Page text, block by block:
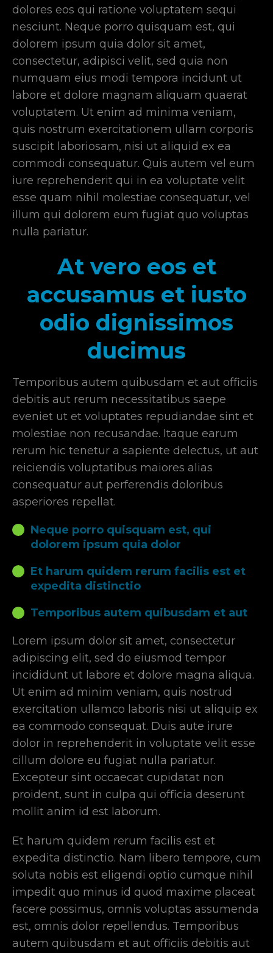
dolores eos qui ratione voluptatem sequi
nesciunt. Neque porro quisquam est, qui
dolorem ipsum quia dolor sit amet,
consectetur, adipisci velit, sed quia non
numquam eius modi tempora incidunt ut
labore et dolore magnam aliquam quaerat
voluptatem. Ut enim ad minima veniam,
quis nostrum exercitationem ullam corporis
suscipit laboriosam, nisi ut aliquid ex ea
commodi consequatur. Quis autem vel eum
iure reprehenderit qui in ea voluptate velit
esse quam nihil molestiae consequatur, vel
illum qui dolorem eum fugiat quo voluptas
nulla pariatur.
At vero eos et
accusamus et iusto
odio dignissimos
ducimus
Temporibus autem quibusdam et aut officiis
debitis aut rerum necessitatibus saepe
eveniet ut et voluptates repudiandae sint et
molestiae non recusandae. Itaque earum
rerum hic tenetur a sapiente delectus, ut aut
reiciendis voluptatibus maiores alias
consequatur aut perferendis doloribus
asperiores repellat.
Neque porro quisquam est, qui
dolorem ipsum quia dolor
Et harum quidem rerum facilis est et
expedita distinctio
Temporibus autem quibusdam et aut
Lorem ipsum dolor sit amet, consectetur
adipiscing elit, sed do eiusmod tempor
incididunt ut labore et dolore magna aliqua.
Ut enim ad minim veniam, quis nostrud
exercitation ullamco laboris nisi ut aliquip ex
ea commodo consequat. Duis aute irure
dolor in reprehenderit in voluptate velit esse
cillum dolore eu fugiat nulla pariatur.
Excepteur sint occaecat cupidatat non
proident, sunt in culpa qui officia deserunt
mollit anim id est laborum.
Et harum quidem rerum facilis est et
expedita distinctio. Nam libero tempore, cum
soluta nobis est eligendi optio cumque nihil
impedit quo minus id quod maxime placeat
facere possimus, omnis voluptas assumenda
est, omnis dolor repellendus. Temporibus
autem quibusdam et aut officiis debitis aut